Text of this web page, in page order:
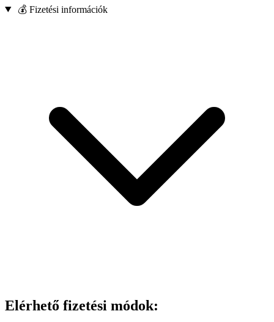
💰 Fizetési információk
Elérhető fizetési módok: